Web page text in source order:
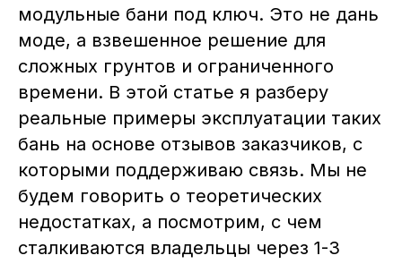
модульные бани под ключ. Это не дань
моде, а взвешенное решение для
сложных грунтов и ограниченного
времени. В этой статье я разберу
реальные примеры эксплуатации таких
бань на основе отзывов заказчиков, с
которыми поддерживаю связь. Мы не
будем говорить о теоретических
недостатках, а посмотрим, с чем
сталкиваются владельцы через 1-3